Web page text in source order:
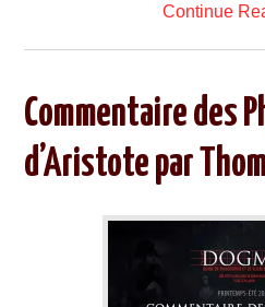
Continue
Commentaire des
d’Aristote par